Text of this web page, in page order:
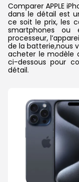
Comparer APPLE
dans le détail est
ce soit le prix, les
smartphones ou
processeur,
de la batterie,nous
acheter le modèle
ci-dessous pour
détail.